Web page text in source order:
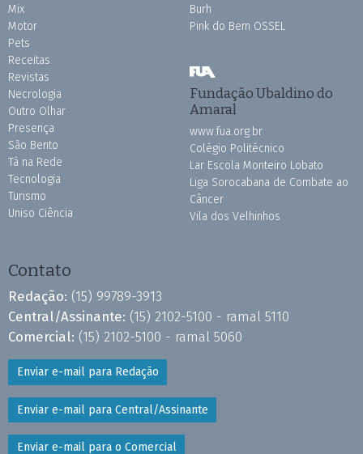
Mix
Motor
Pets
Receitas
Revistas
Necrologia
Outro Olhar
Presença
São Bento
Tá na Rede
Tecnologia
Turismo
Uniso Ciência
Burh
Pink do Bem OSSEL
Fundação Ubaldino do
Amaral
www.fua.org.br
Colégio Politécnico
Lar Escola Monteiro Lobato
Liga Sorocabana de Combate ao
Câncer
Vila dos Velhinhos
Contato
Redação: (15) 99789-3913
Central/Assinante: (15) 2102-5100 - ramal 5110
Comercial: (15) 2102-5100 - ramal 5060
Enviar e-mail para Redação
Enviar e-mail para Central/Assinante
Enviar e-mail para o Comercial